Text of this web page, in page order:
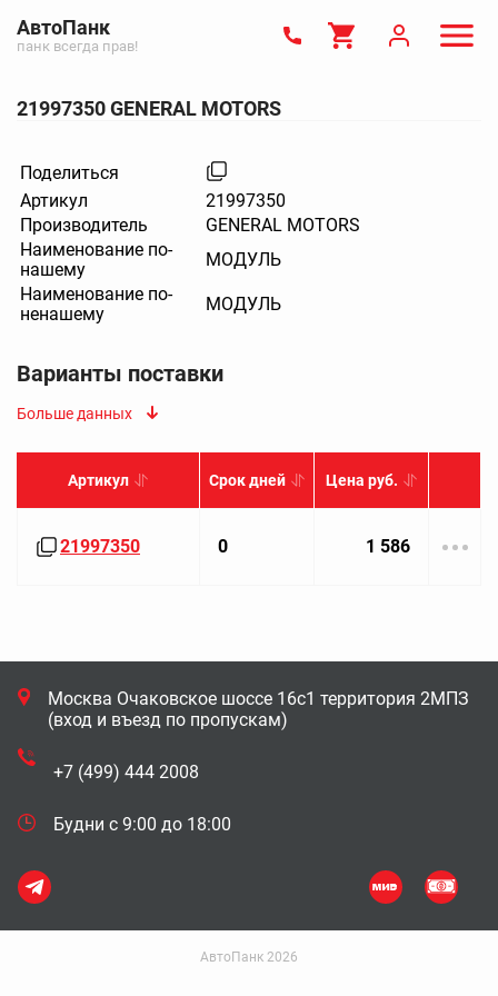
АвтоПанк
панк всегда прав!
21997350 GENERAL MOTORS
Поделиться
Артикул
21997350
Производитель
GENERAL MOTORS
Наименование по-
нашему
МОДУЛЬ
Наименование по-
ненашему
МОДУЛЬ
Варианты поставки
Больше данных
Артикул Срок дней Цена руб.
21997350 0 1 586
Москва Очаковское шоссе 16с1 территория 2МПЗ
(вход и въезд по пропускам)
+7 (499) 444 2008
Будни с 9:00 до 18:00
АвтоПанк 2026